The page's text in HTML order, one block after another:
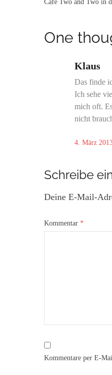
Café Two and Two in
One
Klaus
4. März
Das finde
Ich sehe
mich oft.
nicht
Schreibe
Deine E-Mail-
Kommentar *
Kommentare per E-